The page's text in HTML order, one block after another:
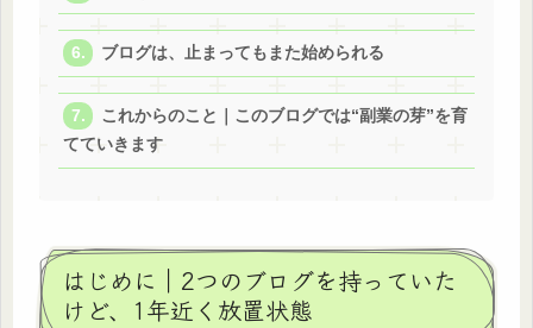
ブログは、止まってもまた始められる
これからのこと｜このブログでは“副業の芽”を育
てていきます
はじめに｜2つのブログを持っていた
けど、1年近く放置状態